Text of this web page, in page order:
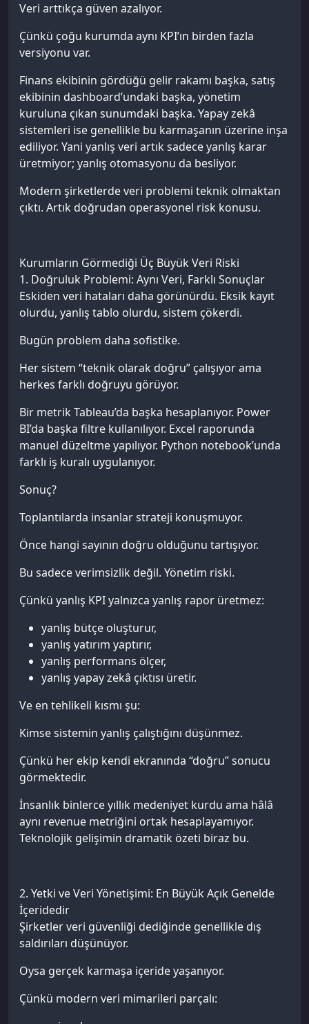
Veri arttıkça güven azalıyor.
Çünkü çoğu kurumda aynı KPI’ın birden fazla
versiyonu var.
Finans ekibinin gördüğü gelir rakamı başka, satış
ekibinin dashboard’undaki başka, yönetim
kuruluna çıkan sunumdaki başka. Yapay zekâ
sistemleri ise genellikle bu karmaşanın üzerine inşa
ediliyor. Yani yanlış veri artık sadece yanlış karar
üretmiyor; yanlış otomasyonu da besliyor.
Modern şirketlerde veri problemi teknik olmaktan
çıktı. Artık doğrudan operasyonel risk konusu.
Kurumların Görmediği Üç Büyük Veri Riski
1. Doğruluk Problemi: Aynı Veri, Farklı Sonuçlar
Eskiden veri hataları daha görünürdü. Eksik kayıt
olurdu, yanlış tablo olurdu, sistem çökerdi.
Bugün problem daha sofistike.
Her sistem “teknik olarak doğru” çalışıyor ama
herkes farklı doğruyu görüyor.
Bir metrik Tableau’da başka hesaplanıyor. Power
BI’da başka filtre kullanılıyor. Excel raporunda
manuel düzeltme yapılıyor. Python notebook’unda
farklı iş kuralı uygulanıyor.
Sonuç?
Toplantılarda insanlar strateji konuşmuyor.
Önce hangi sayının doğru olduğunu tartışıyor.
Bu sadece verimsizlik değil. Yönetim riski.
Çünkü yanlış KPI yalnızca yanlış rapor üretmez:
yanlış bütçe oluşturur,
yanlış yatırım yaptırır,
yanlış performans ölçer,
yanlış yapay zekâ çıktısı üretir.
Ve en tehlikeli kısmı şu:
Kimse sistemin yanlış çalıştığını düşünmez.
Çünkü her ekip kendi ekranında “doğru” sonucu
görmektedir.
İnsanlık binlerce yıllık medeniyet kurdu ama hâlâ
aynı revenue metriğini ortak hesaplayamıyor.
Teknolojik gelişimin dramatik özeti biraz bu.
2. Yetki ve Veri Yönetişimi: En Büyük Açık Genelde
İçeridedir
Şirketler veri güvenliği dediğinde genellikle dış
saldırıları düşünüyor.
Oysa gerçek karmaşa içeride yaşanıyor.
Çünkü modern veri mimarileri parçalı: